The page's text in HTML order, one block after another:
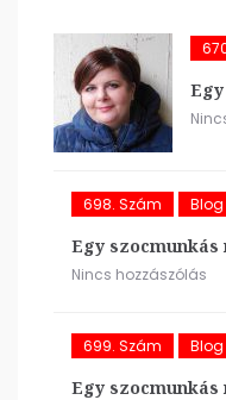
698. Szám Blog
Egy szocmunkás
Nincs hozzászólás
699. Szám Blog
Egy szocmunkás